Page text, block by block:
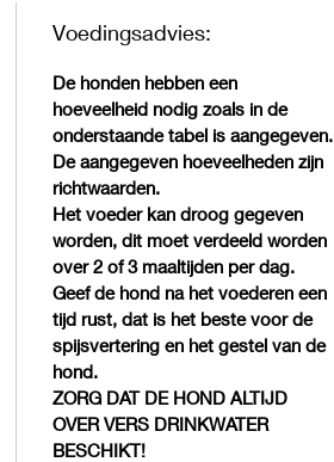
Voedingsadvies:
De honden hebben een
hoeveelheid nodig zoals in de
onderstaande tabel is aangegeven.
De aangegeven hoeveelheden zijn
richtwaarden.
Het voeder kan droog gegeven
worden, dit moet verdeeld worden
over 2 of 3 maaltijden per dag.
Geef de hond na het voederen een
tijd rust, dat is het beste voor de
spijsvertering en het gestel van de
hond.
ZORG DAT DE HOND ALTIJD
OVER VERS DRINKWATER
BESCHIKT!